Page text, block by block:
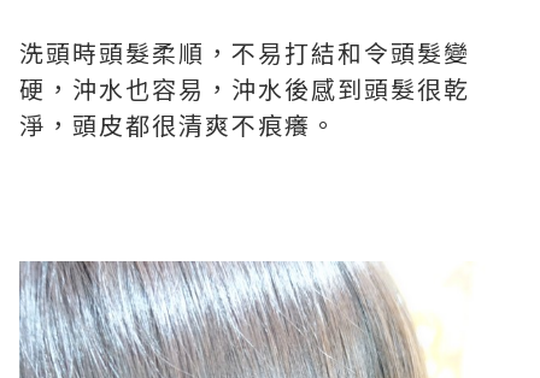
洗頭時頭髮柔順，不易打結和令頭髮變
硬，沖水也容易，沖水後感到頭髮很乾
淨，頭皮都很清爽不痕癢。